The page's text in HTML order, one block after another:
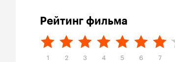
Рейтинг фильма
1 2 3 4 5 6 7